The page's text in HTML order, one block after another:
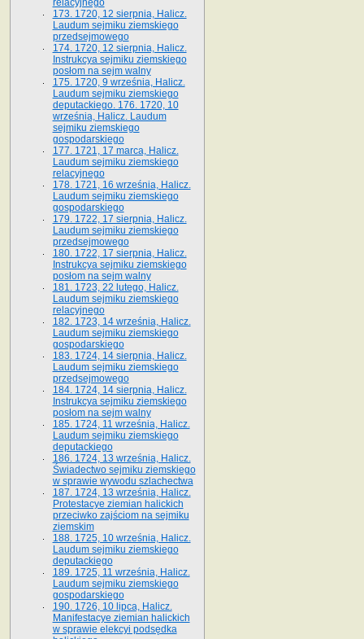
relacyjnego
173. 1720, 12 sierpnia, Halicz.
Laudum sejmiku ziemskiego
przedsejmowego
174. 1720, 12 sierpnia, Halicz.
Instrukcya sejmiku ziemskiego
posłom na sejm walny
175. 1720, 9 września, Halicz.
Laudum sejmiku ziemskiego
deputackiego. 176. 1720, 10
września, Halicz. Laudum
sejmiku ziemskiego
gospodarskiego
177. 1721, 17 marca, Halicz.
Laudum sejmiku ziemskiego
relacyjnego
178. 1721, 16 września, Halicz.
Laudum sejmiku ziemskiego
gospodarskiego
179. 1722, 17 sierpnia, Halicz.
Laudum sejmiku ziemskiego
przedsejmowego
180. 1722, 17 sierpnia, Halicz.
Instrukcya sejmiku ziemskiego
posłom na sejm walny
181. 1723, 22 lutego, Halicz.
Laudum sejmiku ziemskiego
relacyjnego
182. 1723, 14 września, Halicz.
Laudum sejmiku ziemskiego
gospodarskiego
183. 1724, 14 sierpnia, Halicz.
Laudum sejmiku ziemskiego
przedsejmowego
184. 1724, 14 sierpnia, Halicz.
Instrukcya sejmiku ziemskiego
posłom na sejm walny
185. 1724, 11 września, Halicz.
Laudum sejmiku ziemskiego
deputackiego
186. 1724, 13 września, Halicz.
Świadectwo sejmiku ziemskiego
w sprawie wywodu szlachectwa
187. 1724, 13 września, Halicz.
Protestacye ziemian halickich
przeciwko zajściom na sejmiku
ziemskim
188. 1725, 10 września, Halicz.
Laudum sejmiku ziemskiego
deputackiego
189. 1725, 11 września, Halicz.
Laudum sejmiku ziemskiego
gospodarskiego
190. 1726, 10 lipca, Halicz.
Manifestacye ziemian halickich
w sprawie elekcyi podsędka